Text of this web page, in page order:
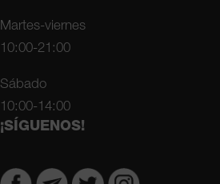
Martes-viernes
10:00-21:00
Sábado
10:00-14:00
¡SÍGUENOS!